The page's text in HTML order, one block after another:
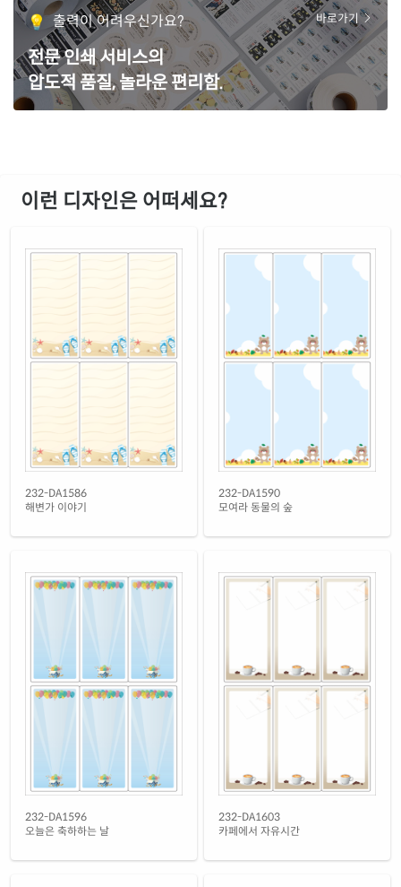
파란색 모조
CL232TB-DN102잉크젯, 레이저 겸용
재질 설명
녹색 모조
CL232TG-DN102 잉크젯, 레이저 겸용
재질 설명
CJ232-DN102
잉크젯 전용
흰색 광택 방수 시치미 잉크젯
RV232LU-DN102잉크젯 전용
재질 설명
재질 설명
RV232LG-DN102레이저 전용
재질 설명
흰색(50μm) 광택 방수 레이저
CL232WP-DN102
레이저 전용
CL232LT-DN102
출력이 어려우신가요?
전문 인쇄 서비스의
압도적 품질, 놀라운 편리함.
바로가기
이런 디자인은 어떠세요?
232-DA1586
해변가 이야기
232-DA1590
모여라 동물의 숲
232-DA1596
오늘은 축하하는 날
232-DA1603
카페에서 자유시간